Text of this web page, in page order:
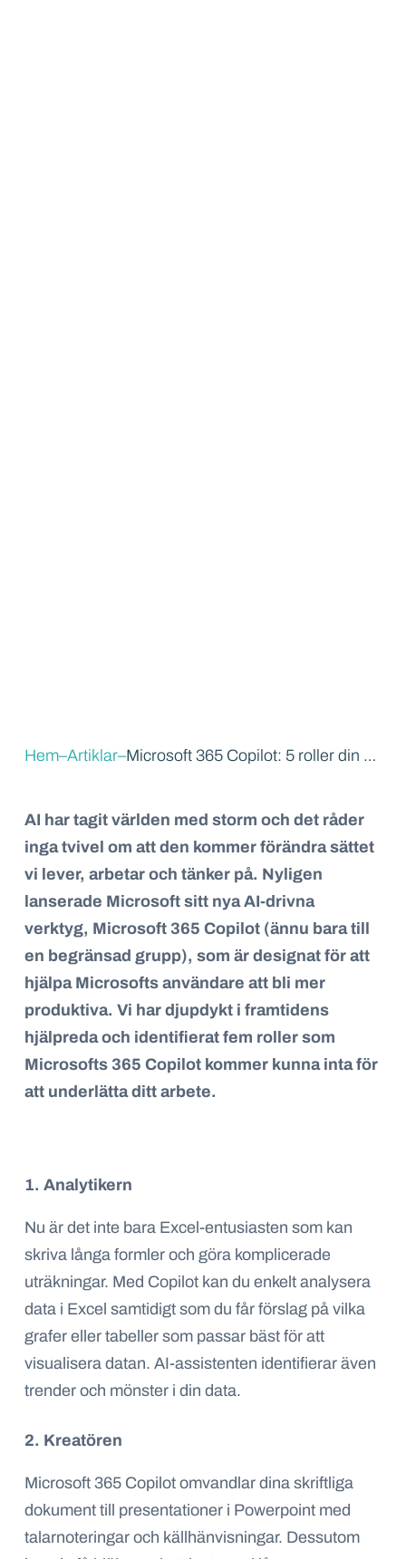
Hem–Artiklar– Microsoft 365 Copilot: 5 roller din AI-assistent kommer inta
AI har tagit världen med storm och det råder
inga tvivel om att den kommer förändra sättet
vi lever, arbetar och tänker på. Nyligen
lanserade Microsoft sitt nya AI-drivna
verktyg, Microsoft 365 Copilot (ännu bara till
en begränsad grupp), som är designat för att
hjälpa Microsofts användare att bli mer
produktiva. Vi har djupdykt i framtidens
hjälpreda och identifierat fem roller som
Microsofts 365 Copilot kommer kunna inta för
att underlätta ditt arbete.
1. Analytikern
Nu är det inte bara Excel-entusiasten som kan
skriva långa formler och göra komplicerade
uträkningar. Med Copilot kan du enkelt analysera
data i Excel samtidigt som du får förslag på vilka
grafer eller tabeller som passar bäst för att
visualisera datan. AI-assistenten identifierar även
trender och mönster i din data.
2. Kreatören
Microsoft 365 Copilot omvandlar dina skriftliga
dokument till presentationer i Powerpoint med
talarnoteringar och källhänvisningar. Dessutom